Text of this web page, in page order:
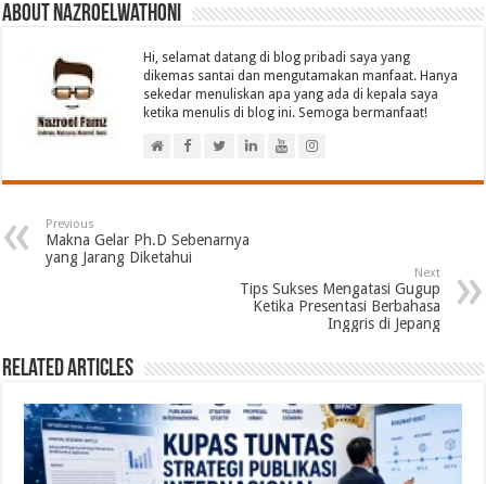
About nazroelwathoni
Hi, selamat datang di blog pribadi saya yang
dikemas santai dan mengutamakan manfaat. Hanya
sekedar menuliskan apa yang ada di kepala saya
ketika menulis di blog ini. Semoga bermanfaat!
Previous
Makna Gelar Ph.D Sebenarnya
yang Jarang Diketahui
Next
Tips Sukses Mengatasi Gugup
Ketika Presentasi Berbahasa
Inggris di Jepang
Related Articles